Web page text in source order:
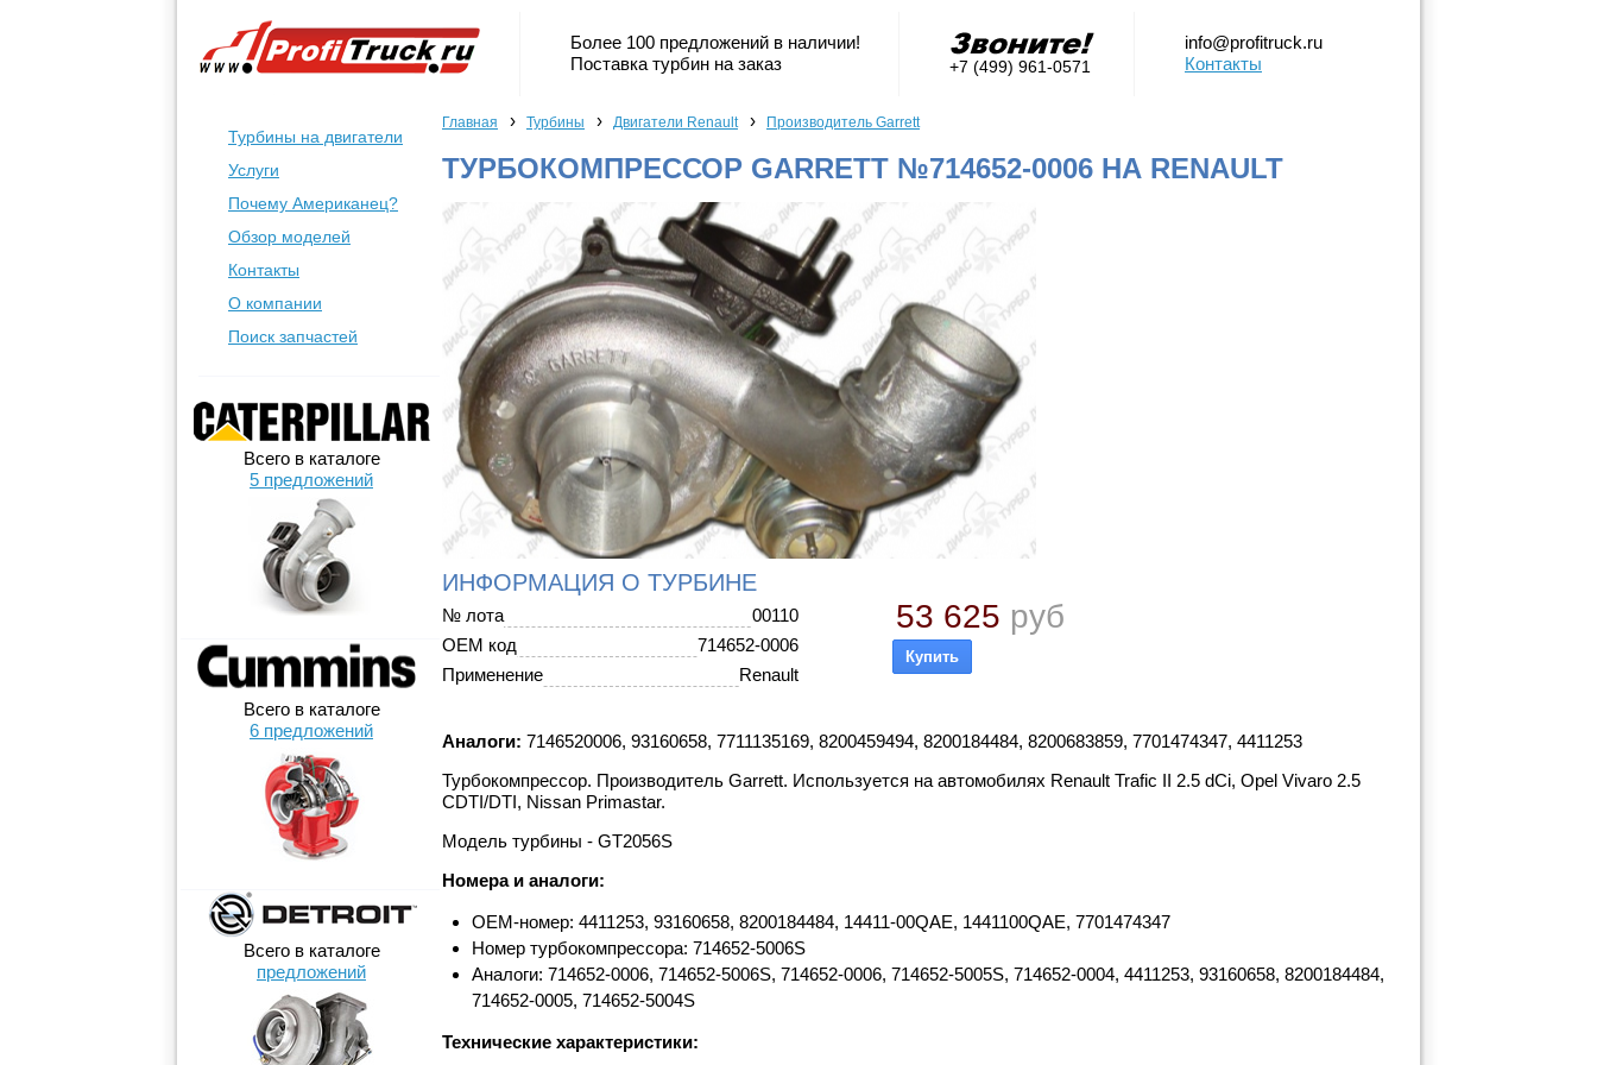
Более 100 предложений в наличии!
Поставка турбин на заказ
+7 (499) 961-0571
info@profitruck.ru
Контакты
Турбины на двигатели
Услуги
Почему Американец?
Обзор моделей
Контакты
О компании
Поиск запчастей
Всего в каталоге
5 предложений
Всего в каталоге
6 предложений
Всего в каталоге
предложений
Главная › Турбины › Двигатели Renault › Производитель Garrett
ТУРБОКОМПРЕССОР GARRETT №714652-0006 НА RENAULT
ИНФОРМАЦИЯ О ТУРБИНЕ
№ лота
00110
OEM код
714652-0006
Применение
Renault
53 625 руб
Аналоги: 7146520006, 93160658, 7711135169, 8200459494, 8200184484, 8200683859, 7701474347, 4411253
Турбокомпрессор. Производитель Garrett. Используется на автомобилях Renault Trafic II 2.5 dCi, Opel Vivaro 2.5
CDTI/DTI, Nissan Primastar.
Модель турбины - GT2056S
Номера и аналоги:
OEM-номер: 4411253, 93160658, 8200184484, 14411-00QAE, 1441100QAE, 7701474347
Номер турбокомпрессора: 714652-5006S
Аналоги: 714652-0006, 714652-5006S, 714652-0006, 714652-5005S, 714652-0004, 4411253, 93160658, 8200184484,
714652-0005, 714652-5004S
Технические характеристики: